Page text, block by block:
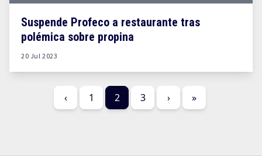
Suspende Profeco a restaurante tras
polémica sobre propina
20 Jul 2023
‹ 1 2 3 › »